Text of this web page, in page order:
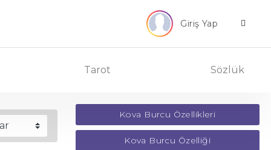
Giriş Yap
Tarot Sözlük
Kova Burcu Özellikleri
Kova Burcu Özelliği